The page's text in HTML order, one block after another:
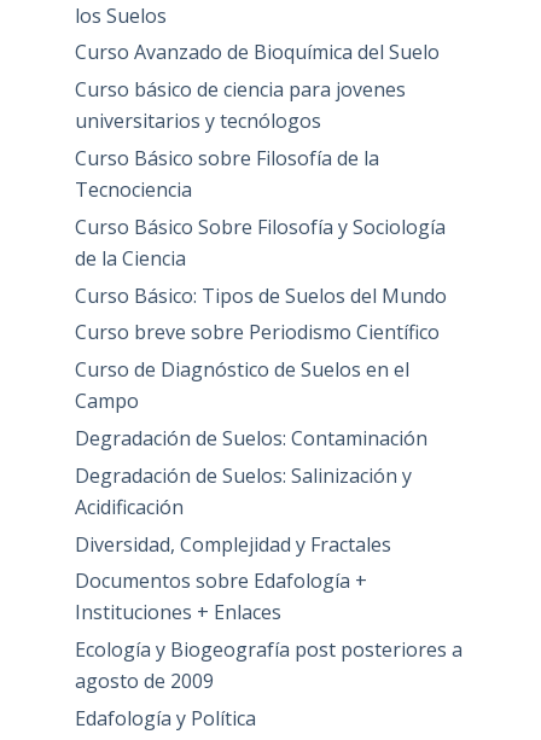
los Suelos
Curso Avanzado de Bioquímica del Suelo
Curso básico de ciencia para jovenes
universitarios y tecnólogos
Curso Básico sobre Filosofía de la
Tecnociencia
Curso Básico Sobre Filosofía y Sociología
de la Ciencia
Curso Básico: Tipos de Suelos del Mundo
Curso breve sobre Periodismo Científico
Curso de Diagnóstico de Suelos en el
Campo
Degradación de Suelos: Contaminación
Degradación de Suelos: Salinización y
Acidificación
Diversidad, Complejidad y Fractales
Documentos sobre Edafología +
Instituciones + Enlaces
Ecología y Biogeografía post posteriores a
agosto de 2009
Edafología y Política